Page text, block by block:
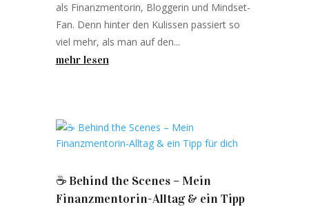
als Finanzmentorin, Bloggerin und Mindset-
Fan. Denn hinter den Kulissen passiert so
viel mehr, als man auf den...
mehr lesen
☕️ Behind the Scenes – Mein
Finanzmentorin-Alltag & ein Tipp